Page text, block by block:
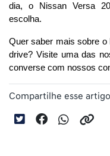
dia, o Nissan Versa
escolha.
Quer saber mais sobre
drive? Visite uma das
converse com nossos
Compartilhe esse